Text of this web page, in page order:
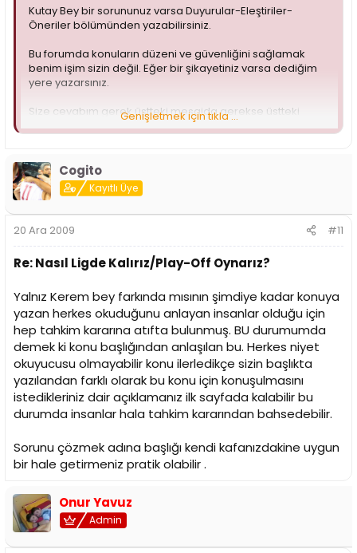
Kutay Bey bir sorununuz varsa Duyurular-Eleştiriler-
Öneriler bölümünden yazabilirsiniz.
Bu forumda konuların düzeni ve güvenliğini sağlamak
benim işim sizin değil. Eğer bir şikayetiniz varsa dediğim
yere yazarsınız.
Size cevabım gerek üstteki mesajda gerekse üstteki
paragrafta yazılıdır. Anlamış olmanızı umuyorum. İnşallah
Genişletmek için tıkla ...
Cogito
Kayıtlı Üye
20 Ara 2009 #11
Re: Nasıl Ligde Kalırız/Play-Off Oynarız?
Yalnız Kerem bey farkında mısının şimdiye kadar konuya
yazan herkes okuduğunu anlayan insanlar olduğu için
hep tahkim kararına atıfta bulunmuş. BU durumumda
demek ki konu başlığından anlaşılan bu. Herkes niyet
okuyucusu olmayabilir konu ilerledikçe sizin başlıkta
yazılandan farklı olarak bu konu için konuşulmasını
istedikleriniz dair açıklamanız ilk sayfada kalabilir bu
durumda insanlar hala tahkim kararından bahsedebilir.
Sorunu çözmek adına başlığı kendi kafanızdakine uygun
bir hale getirmeniz pratik olabilir .
Onur Yavuz
Admin